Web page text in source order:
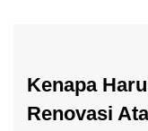
Kenapa
Renovasi